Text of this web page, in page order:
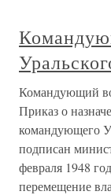
Командующий
Приказ о
командующего
подписан
февраля 1948
перемещение